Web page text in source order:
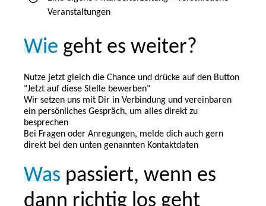
Veranstaltungen
Wie geht es weiter?
Nutze jetzt gleich die Chance und drücke auf den Button
"Jetzt auf diese Stelle bewerben"
Wir setzen uns mit Dir in Verbindung und vereinbaren
ein persönliches Gespräch, um alles direkt zu
besprechen
Bei Fragen oder Anregungen, melde dich auch gern
direkt bei den unten genannten Kontaktdaten
Was passiert, wenn es
dann richtig los geht